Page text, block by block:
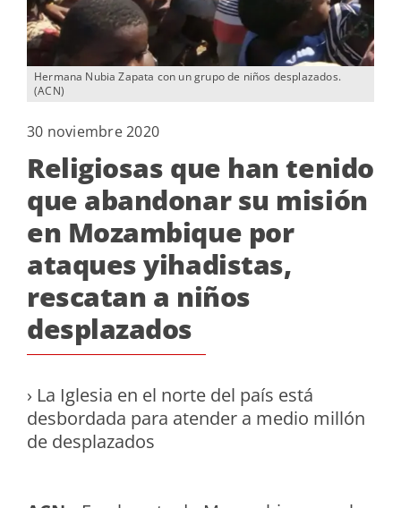
Hermana Nubia Zapata con un grupo de niños desplazados.
(ACN)
30 noviembre 2020
Religiosas que han tenido
que abandonar su misión
en Mozambique por
ataques yihadistas,
rescatan a niños
desplazados
› La Iglesia en el norte del país está
desbordada para atender a medio millón
de desplazados